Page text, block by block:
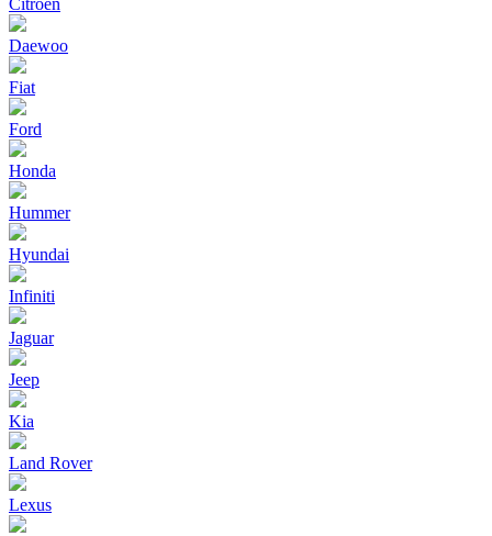
Citroen
Daewoo
Fiat
Ford
Honda
Hummer
Hyundai
Infiniti
Jaguar
Jeep
Kia
Land Rover
Lexus